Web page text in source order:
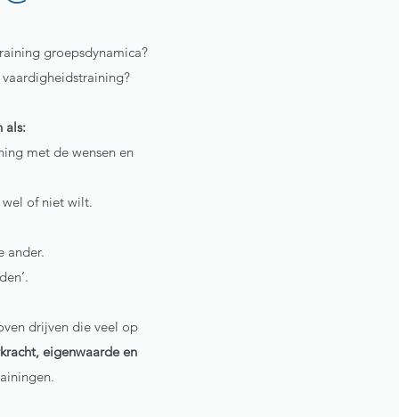
groepsdynamica?
als:
met de wensen en
wel of niet wilt.
ander.
drijven die veel op
eigenwaarde en